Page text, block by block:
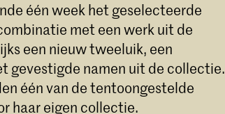
één week het geselecteerde
met een werk uit de
een nieuw tweeluik, een
gevestigde namen uit de collectie.
één van de tentoongestelde
haar eigen collectie.